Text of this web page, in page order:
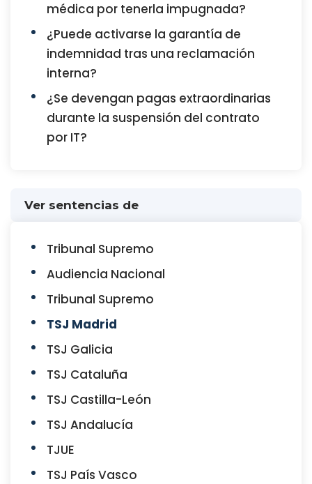
médica por tenerla impugnada?
¿Puede activarse la garantía de
indemnidad tras una reclamación
interna?
¿Se devengan pagas extraordinarias
durante la suspensión del contrato
por IT?
Ver sentencias de
Tribunal Supremo
Audiencia Nacional
Tribunal Supremo
TSJ Madrid
TSJ Galicia
TSJ Cataluña
TSJ Castilla-León
TSJ Andalucía
TJUE
TSJ País Vasco